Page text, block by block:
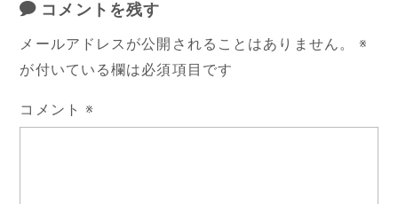
コメントを残す
メールアドレスが公開されることはありません。
※
が付いている欄は必須項目です
コメント※